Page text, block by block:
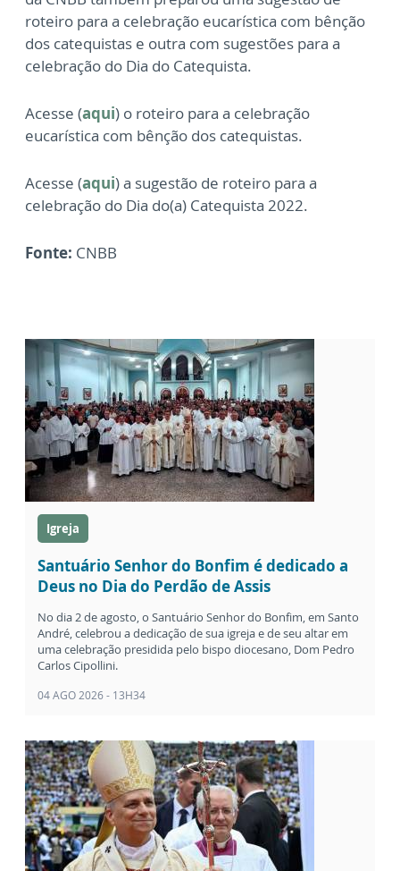
roteiro para a celebração eucarística com bênção
dos catequistas e outra com sugestões para a
celebração do Dia do Catequista.
Acesse (aqui) o roteiro para a celebração
eucarística com bênção dos catequistas.
Acesse (aqui) a sugestão de roteiro para a
celebração do Dia do(a) Catequista 2022.
Fonte: CNBB
Igreja
Santuário Senhor do Bonfim é dedicado a
Deus no Dia do Perdão de Assis
No dia 2 de agosto, o Santuário Senhor do Bonfim, em Santo
André, celebrou a dedicação de sua igreja e de seu altar em
uma celebração presidida pelo bispo diocesano, Dom Pedro
Carlos Cipollini.
04 AGO 2026 - 13H34